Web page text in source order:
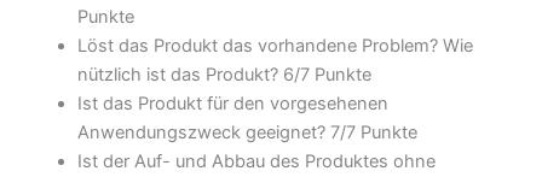
Punkte
Löst das Produkt das vorhandene Problem? Wie
nützlich ist das Produkt? 6/7 Punkte
Ist das Produkt für den vorgesehenen
Anwendungszweck geeignet? 7/7 Punkte
Ist der Auf- und Abbau des Produktes ohne